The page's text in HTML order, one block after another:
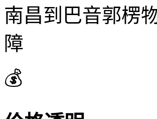
南昌到巴音郭楞
障
💰